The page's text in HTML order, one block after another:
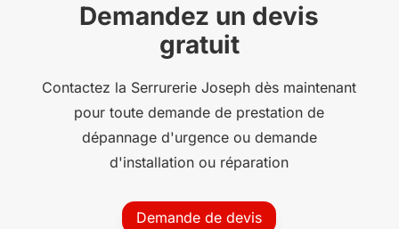
Demandez un devis
gratuit
Contactez la Serrurerie Joseph dès maintenant
pour toute demande de prestation de
dépannage d'urgence ou demande
d'installation ou réparation
Demande de devis